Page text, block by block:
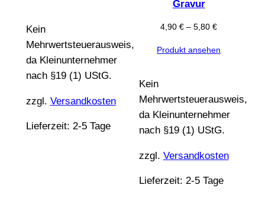
Kein
Mehrwertsteuerausweis,
da Kleinunternehmer
nach §19 (1) UStG.
zzgl. Versandkosten
Lieferzeit: 2-5 Tage
Gravur
4,90€ –5,80€
Produkt ansehen
Kein
Mehrwertsteuerausweis,
da Kleinunternehmer
nach §19 (1) UStG.
zzgl. Versandkosten
Lieferzeit: 2-5 Tage